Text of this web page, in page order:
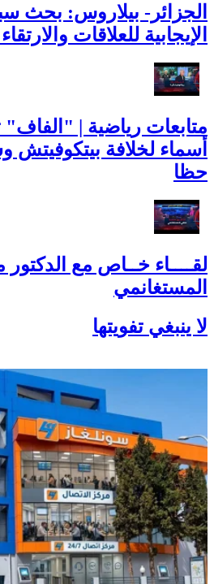
الجزائر- بيلاروس: بحث
الإيجابية للعلاقات
متابعات رياضية | "الفاف"
أسماء لخلافة بيتكوفيتش
حظا
لقــــاء خــاص مع
المستغانمي
لا ينبغي تفويتها